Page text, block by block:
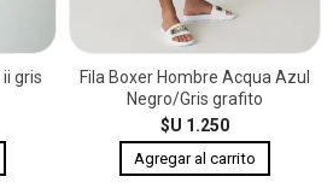
gris
Fila Boxer Hombre Acqua Azul
Negro/Gris grafito
$U 1.250